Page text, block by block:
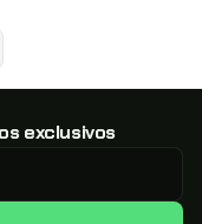
exclusivos